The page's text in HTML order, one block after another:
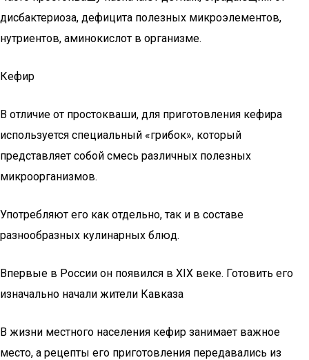
дисбактериоза, дефицита полезных микроэлементов,
нутриентов, аминокислот в организме.
Кефир
В отличие от простокваши, для приготовления кефира
используется специальный «грибок», который
представляет собой смесь различных полезных
микроорганизмов.
Употребляют его как отдельно, так и в составе
разнообразных кулинарных блюд.
Впервые в России он появился в XIX веке. Готовить его
изначально начали жители Кавказа
В жизни местного населения кефир занимает важное
место, а рецепты его приготовления передавались из